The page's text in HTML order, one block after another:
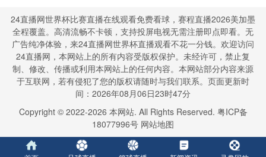
24直播网世界杯比赛直播在线观看免费看球，赛程直播2026美加墨
全程覆盖。高清流畅不卡顿，支持投屏电视无需注册即点即看。无
广告纯净体验，来24直播网世界杯直播观看不花一分钱。欢迎访问
24直播网，本网站上的所有内容受版权保护。未经许可，禁止复
制、修改、传播或利用本网站上的任何内容。本网站部分内容来源
于互联网，若有侵犯了您的版权请随时与我们联系。页面更新时
间：2026年08月06日23时47分
Copyright © 2022-2026 本网站. All Rights Reserved. 粤ICP备
18077996号 网站地图